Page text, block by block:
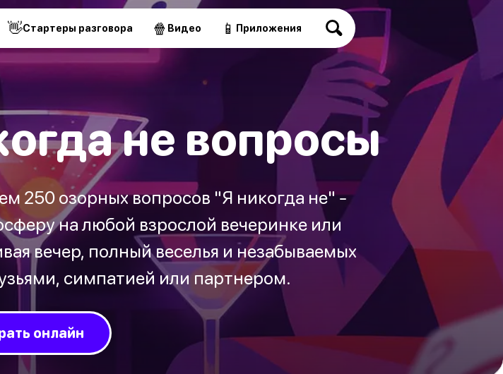
👋Стартеры разговора 🍿 Видео 📱 Приложения
не вопросы
250 озорных вопросов "Я никогда не" -
на любой взрослой вечеринке или
вечер, полный веселья и незабываемых
симпатией или партнером.
онлайн